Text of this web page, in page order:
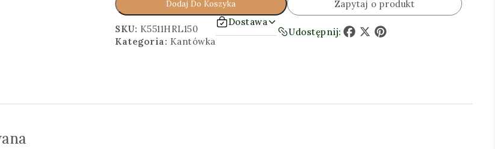
[cm]
Heblowana,
Fazowana
Dodaj Do Koszyka Zapytaj o produkt
SKU: K5511HRL150
Kategoria: Kantówka
Dostawa
Udostępnij: